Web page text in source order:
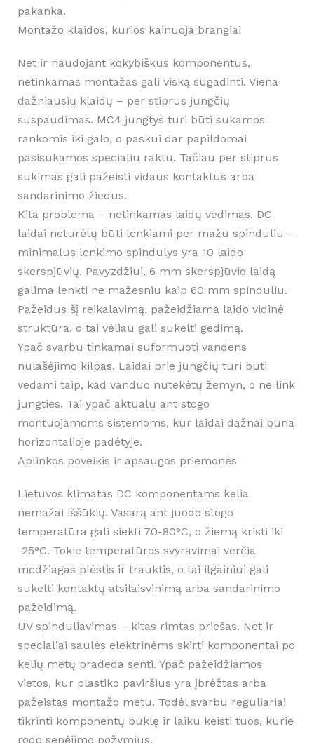
pakanka.
Montažo klaidos, kurios kainuoja brangiai
Net ir naudojant kokybiškus komponentus,
netinkamas montažas gali viską sugadinti. Viena
dažniausių klaidų – per stiprus jungčių
suspaudimas. MC4 jungtys turi būti sukamos
rankomis iki galo, o paskui dar papildomai
pasisukamos specialiu raktu. Tačiau per stiprus
sukimas gali pažeisti vidaus kontaktus arba
sandarinimo žiedus.
Kita problema – netinkamas laidų vedimas. DC
laidai neturėtų būti lenkiami per mažu spinduliu –
minimalus lenkimo spindulys yra 10 laido
skerspjūvių. Pavyzdžiui, 6 mm skerspjūvio laidą
galima lenkti ne mažesniu kaip 60 mm spinduliu.
Pažeidus šį reikalavimą, pažeidžiama laido vidinė
struktūra, o tai vėliau gali sukelti gedimą.
Ypač svarbu tinkamai suformuoti vandens
nulašėjimo kilpas. Laidai prie jungčių turi būti
vedami taip, kad vanduo nutekėtų žemyn, o ne link
jungties. Tai ypač aktualu ant stogo
montuojamoms sistemoms, kur laidai dažnai būna
horizontalioje padėtyje.
Aplinkos poveikis ir apsaugos priemonės
Lietuvos klimatas DC komponentams kelia
nemažai iššūkių. Vasarą ant juodo stogo
temperatūra gali siekti 70-80°C, o žiemą kristi iki
-25°C. Tokie temperatūros svyravimai verčia
medžiagas plėstis ir trauktis, o tai ilgainiui gali
sukelti kontaktų atsilaisvinimą arba sandarinimo
pažeidimą.
UV spinduliavimas – kitas rimtas priešas. Net ir
specialiai saulės elektrinėms skirti komponentai po
kelių metų pradeda senti. Ypač pažeidžiamos
vietos, kur plastiko paviršius yra įbrėžtas arba
pažeistas montažo metu. Todėl svarbu reguliariai
tikrinti komponentų būklę ir laiku keisti tuos, kurie
rodo senėjimo požymius.